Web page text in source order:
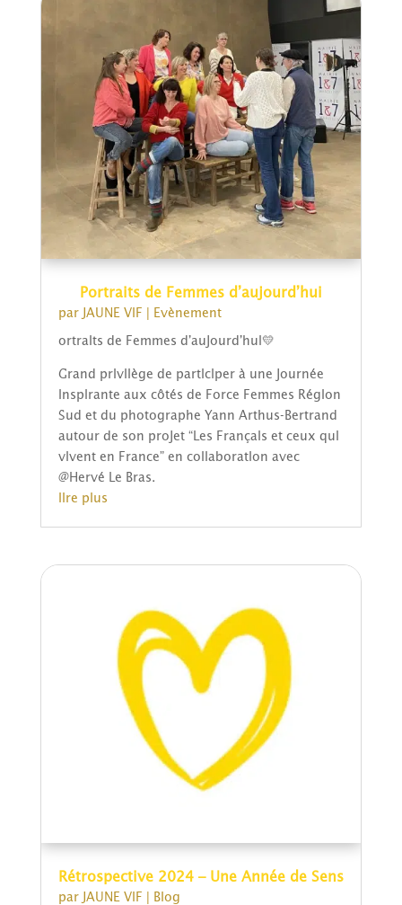
Portraits de Femmes d’aujourd’hui
par JAUNE VIF Evènement
ortraits de Femmes d’aujourd’hui💛
Grand privilège de participer à une journée
inspirante aux côtés de Force Femmes Région
Sud et du photographe Yann Arthus-Bertrand
autour de son projet “Les Français et ceux qui
vivent en France” en collaboration avec
@Hervé Le Bras.
lire plus
Rétrospective 2024 – Une Année de Sens
par JAUNE VIF Blog